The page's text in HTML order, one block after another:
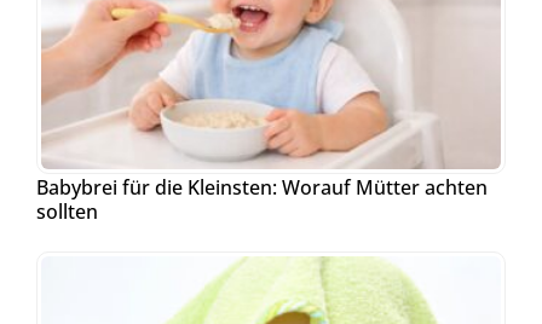
Babybrei für die Kleinsten: Worauf Mütter achten
sollten